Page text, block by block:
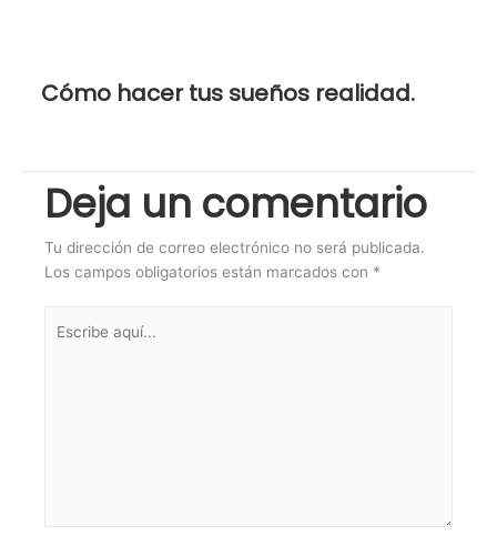
Cómo hacer tus sueños realidad.
Deja un comentario
Tu dirección de correo electrónico no será publicada.
Los campos obligatorios están marcados con *
aquí...